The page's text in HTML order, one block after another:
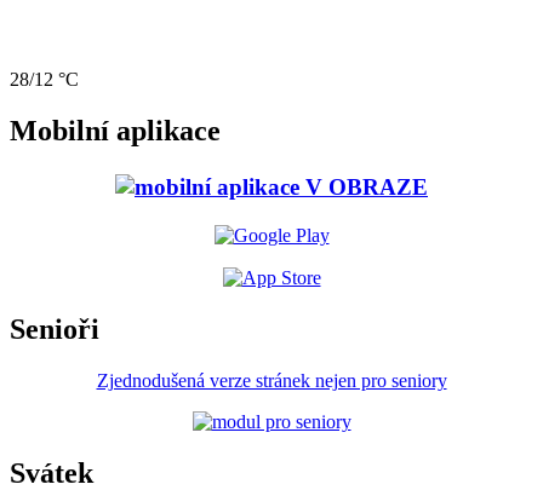
28/12 °C
Mobilní aplikace
Senioři
Zjednodušená verze stránek nejen pro seniory
Svátek